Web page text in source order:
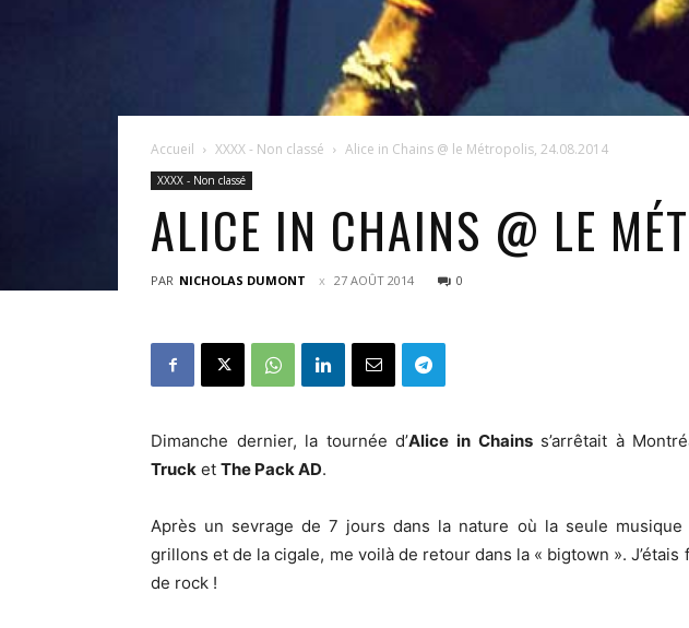
Accueil XXXX - Non classé Alice in Chains @ le Métropolis, 24.08.2014
XXXX - Non classé
ALICE IN CHAINS @ LE
PAR NICHOLAS DUMONT 27 AOÛT 2014 0
Dimanche dernier, la tournée d’Alice in Chainss’arrêtait à
Truck et The Pack AD.
Après un sevrage de 7 jours dans la nature où la seule
grillons et de la cigale, me voilà de retour dans la « bigtown ».
de rock !